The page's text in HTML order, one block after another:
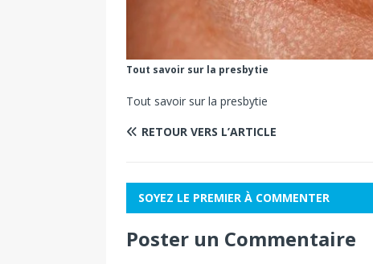
Tout savoir sur la presbytie
Tout savoir sur la presbytie
RETOUR VERS L’ARTICLE
SOYEZ LE PREMIER À COMMENTER
Poster un Commentaire